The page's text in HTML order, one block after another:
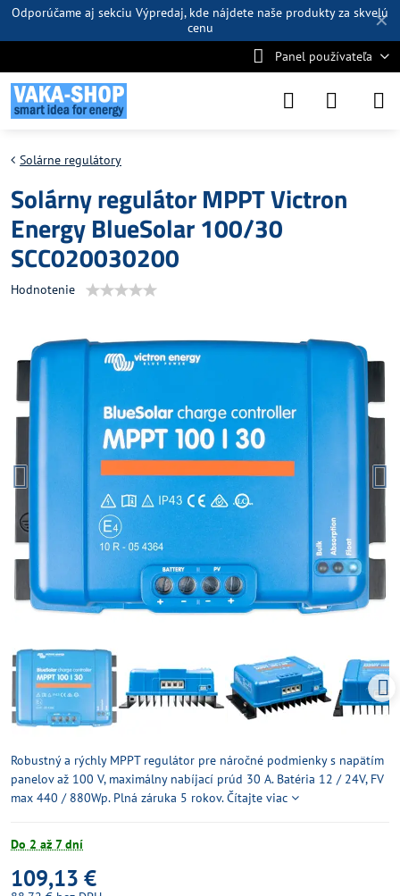
✕
Odporúčame aj sekciu Výpredaj, kde nájdete naše produkty za skvelú
cenu
Panel používateľa
Solárne regulátory
Solárny regulátor MPPT Victron
Energy BlueSolar 100/30
SCC020030200
Hodnotenie
Robustný a rýchly MPPT regulátor pre náročné podmienky s napätím
panelov až 100 V, maximálny nabíjací prúd 30 A. Batéria 12 / 24V, FV
max 440 / 880Wp. Plná záruka 5 rokov.Čítajte viac
Do 2 až 7 dní
109,13 €